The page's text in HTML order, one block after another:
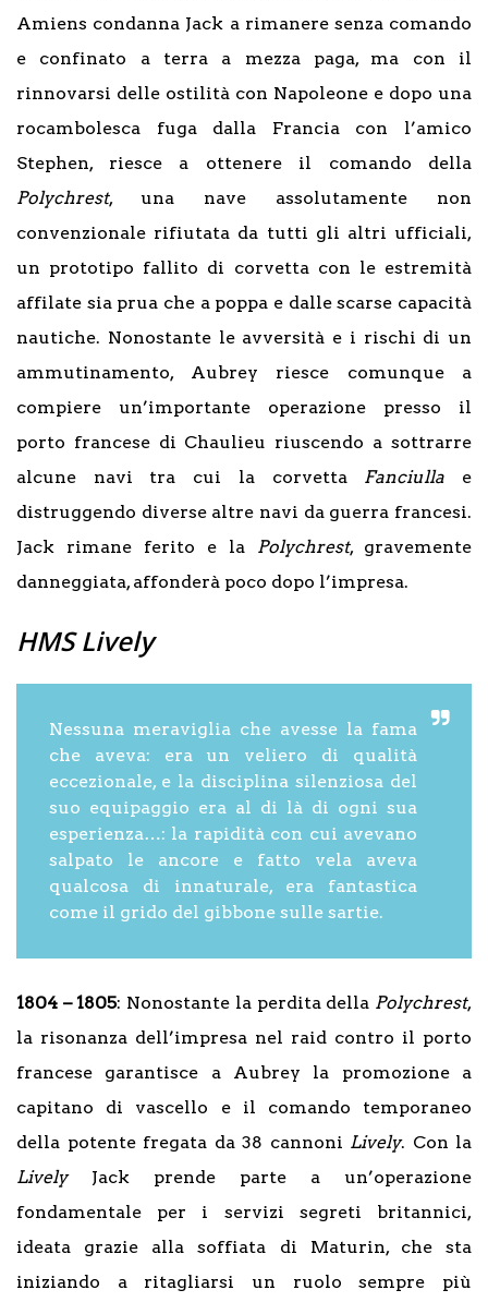
Amiens condanna Jack a rimanere senza comando
e confinato a terra a mezza paga, ma con il
rinnovarsi delle ostilità con Napoleone e dopo una
rocambolesca fuga dalla Francia con l’amico
Stephen, riesce a ottenere il comando della
Polychrest, una nave assolutamente non
convenzionale rifiutata da tutti gli altri ufficiali,
un prototipo fallito di corvetta con le estremità
affilate sia prua che a poppa e dalle scarse capacità
nautiche. Nonostante le avversità e i rischi di un
ammutinamento, Aubrey riesce comunque a
compiere un’importante operazione presso il
porto francese di Chaulieu riuscendo a sottrarre
alcune navi tra cui la corvettaFanciulla e
distruggendo diverse altre navi da guerra francesi.
Jack rimane ferito e la Polychrest, gravemente
danneggiata, affonderà poco dopo l’impresa.
HMS Lively
Nessuna meraviglia che avesse la fama
che aveva: era un veliero di qualità
eccezionale, e la disciplina silenziosa del
suo equipaggio era al di là di ogni sua
esperienza…: la rapidità con cui avevano
salpato le ancore e fatto vela aveva
qualcosa di innaturale, era fantastica
come il grido del gibbone sulle sartie.
1804 – 1805: Nonostante la perdita della Polychrest,
la risonanza dell’impresa nel raid contro il porto
francese garantisce a Aubrey la promozione a
capitano di vascello e il comando temporaneo
della potente fregata da 38 cannoni Lively. Con la
Lively Jack prende parte a un’operazione
fondamentale per i servizi segreti britannici,
ideata grazie alla soffiata di Maturin, che sta
iniziando a ritagliarsi un ruolo sempre più